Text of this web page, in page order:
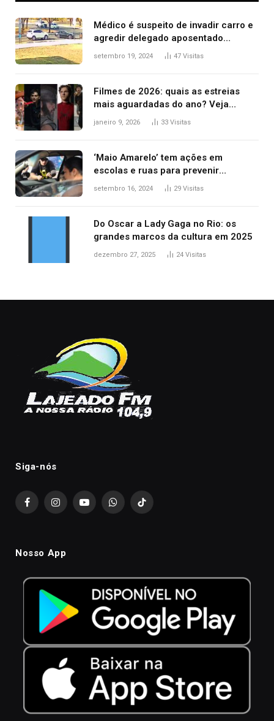
Médico é suspeito de invadir carro e
agredir delegado aposentado
durante confusão no trânsito
setembro 19, 2024 47 Visitas
Filmes de 2026: quais as estreias
mais aguardadas do ano? Veja
principais lançamentos do cinema
janeiro 9, 2026 33 Visitas
‘Maio Amarelo’ tem ações em
escolas e ruas para prevenir
acidentes no trânsito no AP
setembro 16, 2024 29 Visitas
Do Oscar a Lady Gaga no Rio: os
grandes marcos da cultura em 2025
dezembro 27, 2025 24 Visitas
Siga-nós
FacebookInstagramYouTubeWhatsAppTikTok
Nosso App